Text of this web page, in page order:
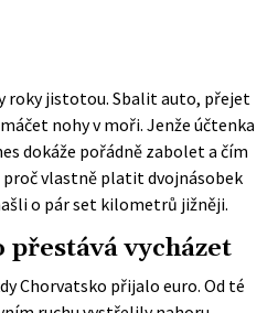
roky jistotou. Sbalit auto, přejet
nohy v moři. Jenže účtenka
dokáže pořádně zabolet a čím
proč vlastně platit dvojnásobek
o pár set kilometrů jižněji.
přestává vycházet
Chorvatsko přijalo euro. Od té